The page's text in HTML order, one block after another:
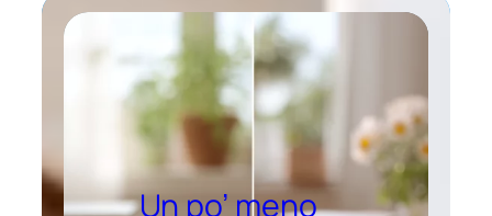
Un po’ meno